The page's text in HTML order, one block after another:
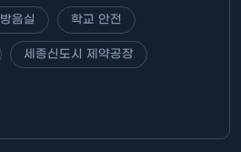
방음실 학교 안전
세종신도시 제약공장